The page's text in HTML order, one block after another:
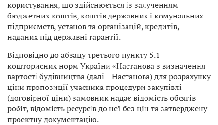
користування, що здійснюється із залученням
бюджетних коштів, коштів державних і комунальних
підприємств, установ та організацій, кредитів,
наданих під державні гарантії.
Відповідно до абзацу третього пункту 5.1
кошторисних норм України «Настанова з визначення
вартості будівництва (далі – Настанова) для розрахунку
ціни пропозиції учасника процедури закупівлі
(договірної ціни) замовник надає відомість обсягів
робіт, відомість ресурсів до неї без цін та затверджену
проектну документацію.